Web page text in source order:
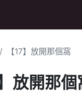
【17】放開那個窩
】放開那